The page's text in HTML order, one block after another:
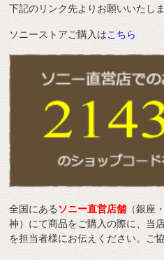
下記のリンク先よりお願いいたし
ソニーストアご購入はこちら
全国にあるソニー直営店舗 （銀座
神）にて商品をご購入の際に、当
を担当者様にお伝えください。ご